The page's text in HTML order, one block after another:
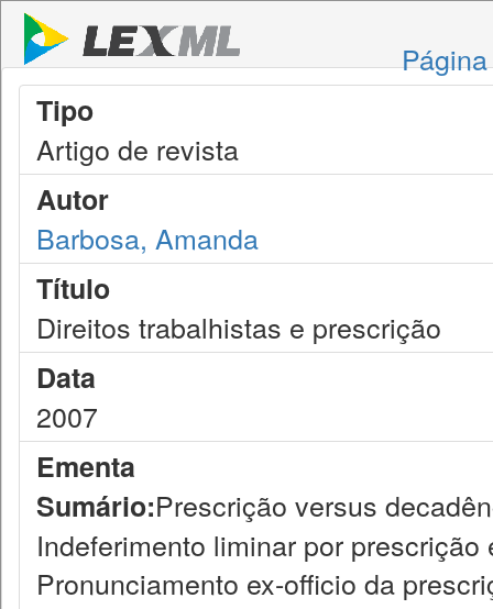
Tipo
Artigo de revista
Autor
Barbosa, Amanda
Título
Direitos trabalhistas e prescrição
Data
2007
Ementa
Sumário:Prescrição versus
Indeferimento liminar por
Pronunciamento ex-officio da